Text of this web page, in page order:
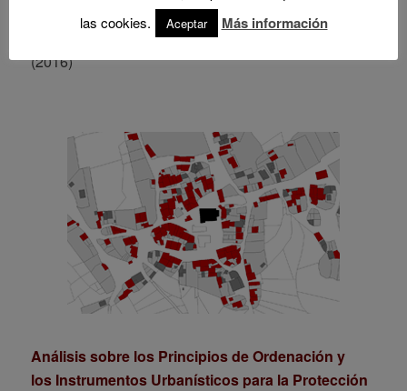
y Leónen los Municipios Menores de 500
Criterios de Ordenación Urbana
(2016)
Análisis sobre los Principios de Ordenación y
los Instrumentos Urbanísticos para la Protección
las cookies.
Aceptar Más información